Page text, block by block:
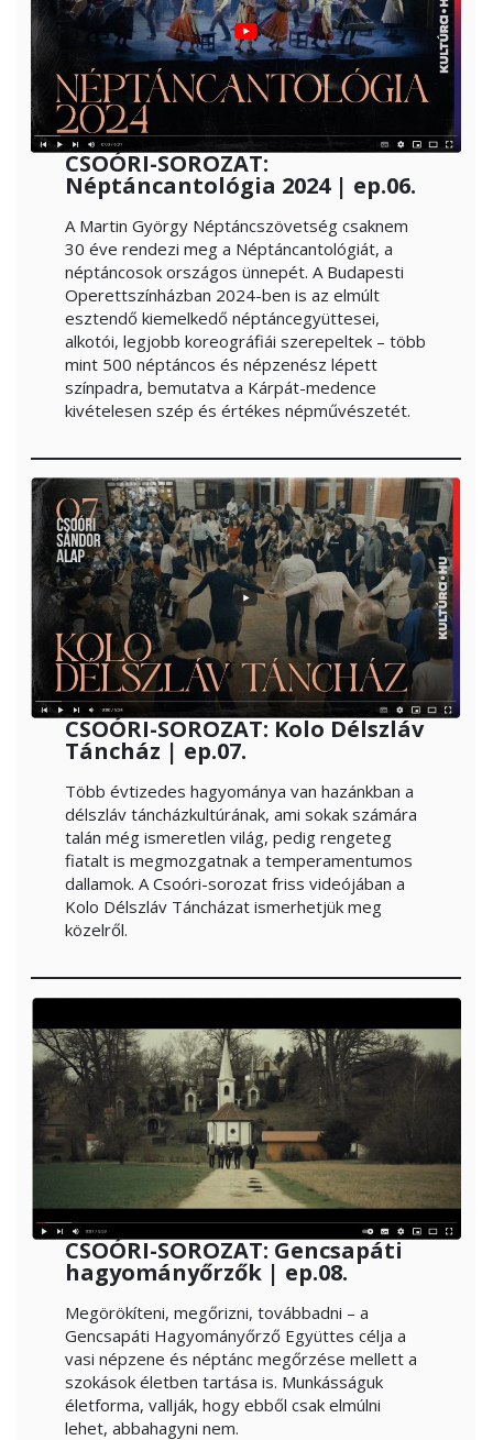
CSOÓRI-SOROZAT:
Néptáncantológia 2024 | ep.06.
A Martin György Néptáncszövetség csaknem
30 éve rendezi meg a Néptáncantológiát, a
néptáncosok országos ünnepét. A Budapesti
Operettszínházban 2024-ben is az elmúlt
esztendő kiemelkedő néptáncegyüttesei,
alkotói, legjobb koreográfiái szerepeltek – több
mint 500 néptáncos és népzenész lépett
színpadra, bemutatva a Kárpát-medence
kivételesen szép és értékes népművészetét.
CSOÓRI-SOROZAT: Kolo Délszláv
Táncház | ep.07.
Több évtizedes hagyománya van hazánkban a
délszláv táncházkultúrának, ami sokak számára
talán még ismeretlen világ, pedig rengeteg
fiatalt is megmozgatnak a temperamentumos
dallamok. A Csoóri-sorozat friss videójában a
Kolo Délszláv Táncházat ismerhetjük meg
közelről.
CSOÓRI-SOROZAT: Gencsapáti
hagyományőrzők | ep.08.
Megörökíteni, megőrizni, továbbadni – a
Gencsapáti Hagyományőrző Együttes célja a
vasi népzene és néptánc megőrzése mellett a
szokások életben tartása is. Munkásságuk
életforma, vallják, hogy ebből csak elmúlni
lehet, abbahagyni nem.